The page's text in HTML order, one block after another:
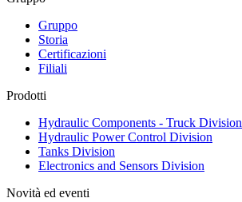
Gruppo
Storia
Certificazioni
Filiali
Prodotti
Hydraulic Components - Truck Division
Hydraulic Power Control Division
Tanks Division
Electronics and Sensors Division
Novità ed eventi